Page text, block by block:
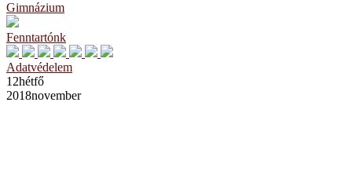
Gimnázium
Fenntartónk
Adatvédelem
12hétfő
2018november